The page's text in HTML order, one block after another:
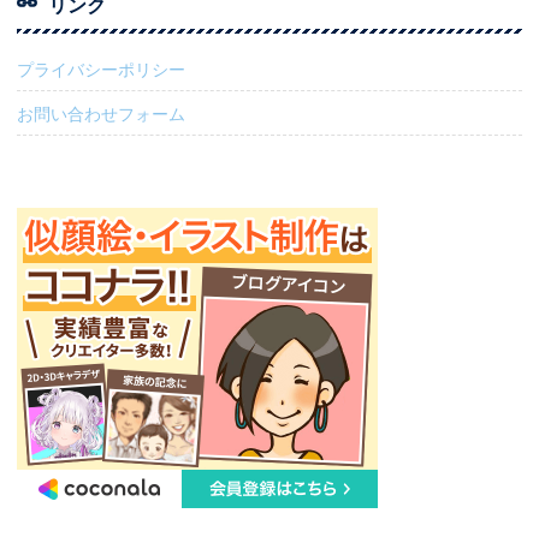
プライバシーポリシー
お問い合わせフォーム